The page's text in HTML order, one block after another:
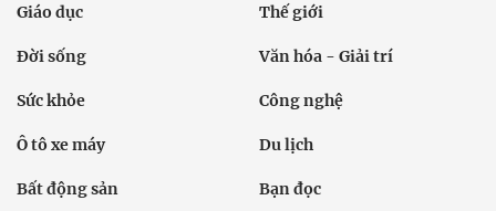
Giáo dục Thế giới
Đời sống Văn hóa - Giải trí
Sức khỏe Công nghệ
Ô tô xe máy Du lịch
Bất động sản Bạn đọc